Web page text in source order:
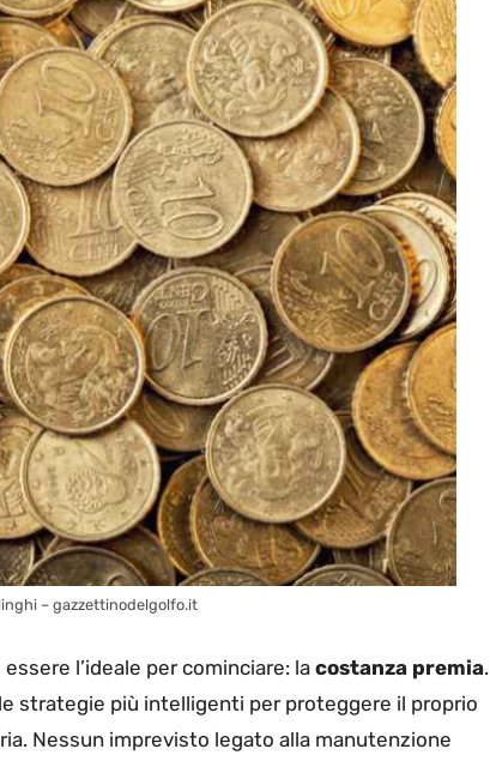
– gazzettinodelgolfo.it
l’ideale per cominciare: la costanza premia.
strategie più intelligenti per proteggere il proprio
Nessun imprevisto legato alla manutenzione